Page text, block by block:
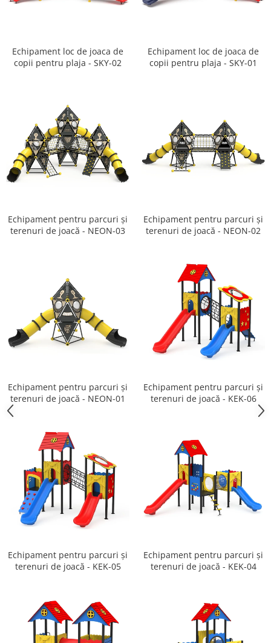
Ghivece de exterior
Stalpi camere video
Stalpi / bolarzi de delimitare
Tomberoane si Pubele de Gunoi
Magazie pubele / tomberoane
gunoi
Mobilier urban DIZABILITATI
Echipament loc de joaca de
copii pentru plaja - SKY-02
Echipament loc de joaca de
copii pentru plaja - SKY-01
Echipament pentru parcuri și
terenuri de joacă - NEON-03
Echipament pentru parcuri și
terenuri de joacă - NEON-02
Echipament pentru parcuri și
terenuri de joacă - NEON-01
Echipament pentru parcuri și
terenuri de joacă - KEK-06
Echipament pentru parcuri și
terenuri de joacă - KEK-05
Echipament pentru parcuri și
terenuri de joacă - KEK-04